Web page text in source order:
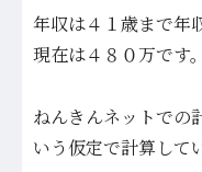
年収は４１歳まで年
現在は４８０万です。
ねんきんネットでの
いう仮定で計算して